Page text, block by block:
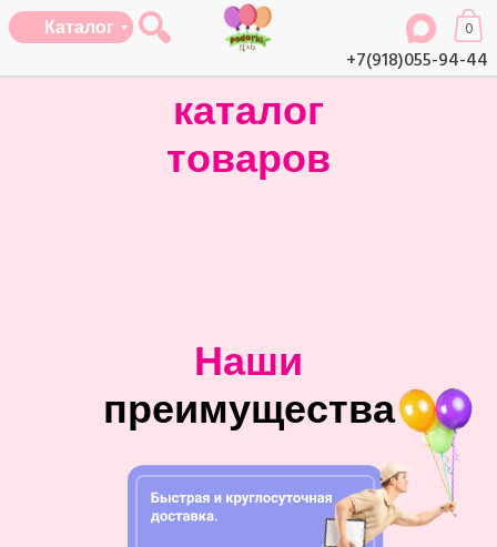
+7(918)055-94-44
0
Каталог
каталог
товаров
Наши
преимущества